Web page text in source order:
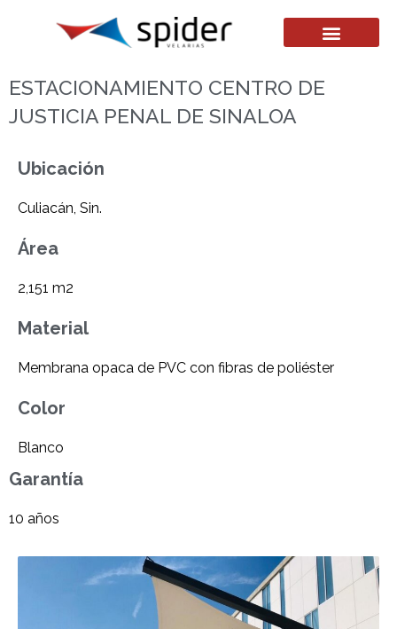
ESTACIONAMIENTO CENTRO DE
JUSTICIA PENAL DE SINALOA
Ubicación
Culiacán, Sin.
Área
2,151 m2
Material
Membrana opaca de PVC con fibras de poliéster
Color
Blanco
Garantía
10 años